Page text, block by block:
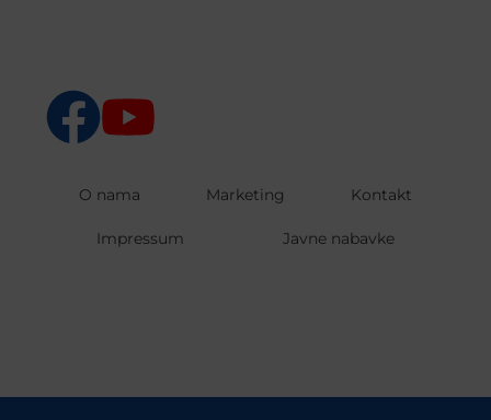
O nama Marketing Kontakt
Impressum Javne nabavke